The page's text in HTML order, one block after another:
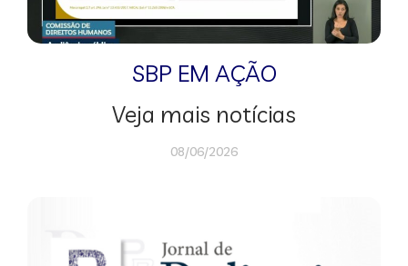
SBP EM AÇÃO
Veja mais notícias
08/06/2026